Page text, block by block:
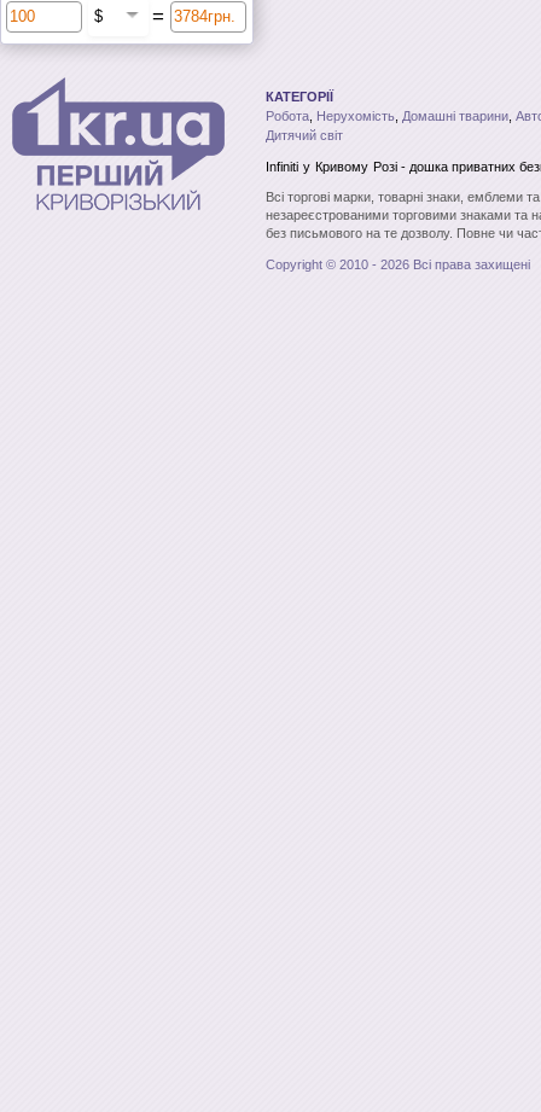
=
КАТЕГОРІЇ
Робота Нерухомість Домашні тварини
Дитячий світ
Infiniti у Кривому Розі - дошка приватних
Всі торгові марки, товарні знаки, емблеми
незареєстрованими торговими знаками та
без письмового на те дозволу. Повне чи
Copyright © 2010 - 2026 Всі права захищені